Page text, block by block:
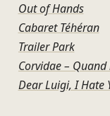
Out of Hands
Cabaret Téhéran
Trailer Park
Corvidae –
Dear Luigi, I Hate